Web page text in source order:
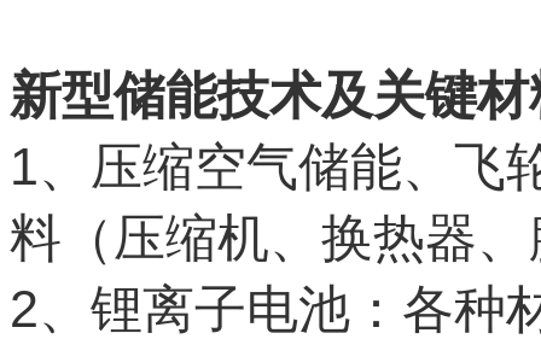
新型储能技术及关键材
1、压缩空气储能、飞
料（压缩机、换热器
2、锂离子电池：各种